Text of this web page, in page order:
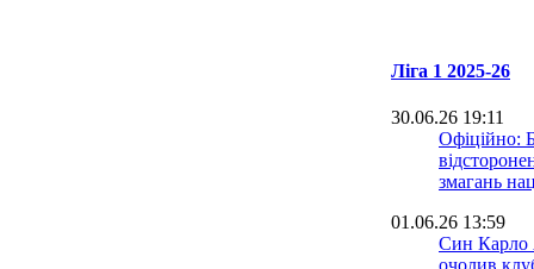
Ліга 1 2025-26
30.06.26 19:11
Офіційно:
змагань
01.06.26 13:59
Син Карло